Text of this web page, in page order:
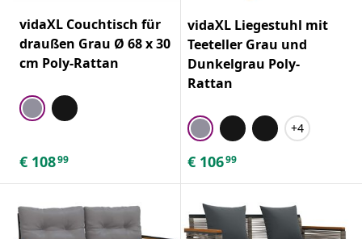
vidaXL Couchtisch für
draußen Grau Ø 68 x 30
cm Poly-Rattan
€ 10899
vidaXL Liegestuhl mit
Teeteller Grau und
Dunkelgrau Poly-
Rattan
+4
€ 10699